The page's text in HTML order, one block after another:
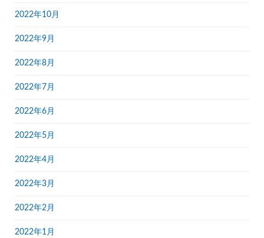
2022年10月
2022年9月
2022年8月
2022年7月
2022年6月
2022年5月
2022年4月
2022年3月
2022年2月
2022年1月